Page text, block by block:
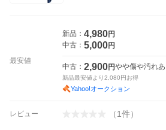
最安値
新品： 4,980円
中古： 5,000円
中古： 2,900円やや傷や汚れあ
新品最安値より2,080円お得
Yahoo!オークション
レビュー （1件）